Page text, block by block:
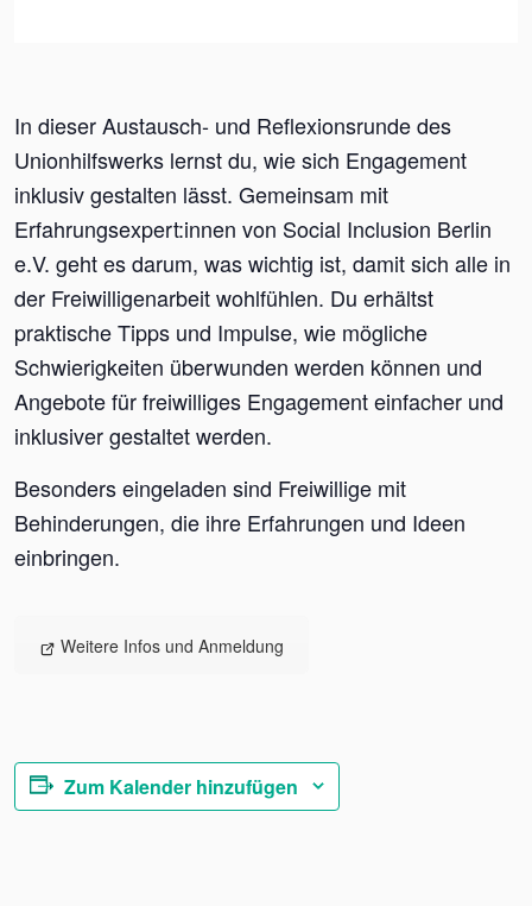
In dieser Austausch- und Reflexionsrunde des
Unionhilfswerks lernst du, wie sich Engagement
inklusiv gestalten lässt. Gemeinsam mit
Erfahrungsexpert:innen von Social Inclusion Berlin
e.V. geht es darum, was wichtig ist, damit sich alle in
der Freiwilligenarbeit wohlfühlen. Du erhältst
praktische Tipps und Impulse, wie mögliche
Schwierigkeiten überwunden werden können und
Angebote für freiwilliges Engagement einfacher und
inklusiver gestaltet werden.
Besonders eingeladen sind Freiwillige mit
Behinderungen, die ihre Erfahrungen und Ideen
einbringen.
Weitere Infos und Anmeldung
Zum Kalender hinzufügen